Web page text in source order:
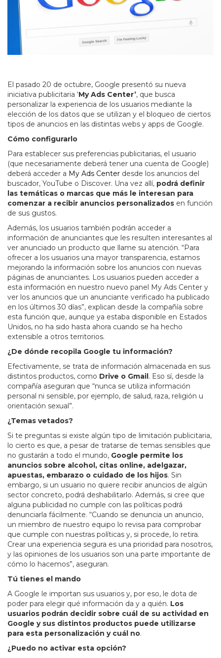
El pasado 20 de octubre, Google presentó su nueva
iniciativa publicitaria ‘My Ads Center’, que busca
personalizar la experiencia de los usuarios mediante la
elección de los datos que se utilizan y el bloqueo de ciertos
tipos de anuncios en las distintas webs y apps de Google.
Cómo configurarlo
Para establecer sus preferencias publicitarias, el usuario
(que necesariamente deberá tener una cuenta de Google)
deberá acceder a My Ads Center desde los anuncios del
buscador, YouTube o Discover. Una vez allí, podrá definir
las temáticas o marcas que más le interesan para
comenzar a recibir anuncios personalizados en función
de sus gustos.
Además, los usuarios también podrán acceder a
información de anunciantes que les resulten interesantes al
ver anunciado un producto que llame su atención. “Para
ofrecer a los usuarios una mayor transparencia, estamos
mejorando la información sobre los anuncios con nuevas
páginas de anunciantes. Los usuarios pueden acceder a
esta información en nuestro nuevo panel My Ads Center y
ver los anuncios que un anunciante verificado ha publicado
en los últimos 30 días”, explican desde la compañía sobre
esta función que, aunque ya estaba disponible en Estados
Unidos, no ha sido hasta ahora cuando se ha hecho
extensible a otros territorios.
¿De dónde recopila Google tu información?
Efectivamente, se trata de información almacenada en sus
distintos productos, como Drive o Gmail. Eso sí, desde la
compañía aseguran que “nunca se utiliza información
personal ni sensible, por ejemplo, de salud, raza, religión u
orientación sexual”.
¿Temas vetados?
Si te preguntas si existe algún tipo de limitación publicitaria,
lo cierto es que, a pesar de tratarse de temas sensibles que
no gustarán a todo el mundo, Google permite los
anuncios sobre alcohol, citas online, adelgazar,
apuestas, embarazo o cuidado de los hijos. Sin
embargo, si un usuario no quiere recibir anuncios de algún
sector concreto, podrá deshabilitarlo. Además, si cree que
alguna publicidad no cumple con las políticas podrá
denunciarla fácilmente. “Cuando se denuncia un anuncio,
un miembro de nuestro equipo lo revisa para comprobar
que cumple con nuestras políticas y, si procede, lo retira.
Crear una experiencia segura es una prioridad para nosotros,
y las opiniones de los usuarios son una parte importante de
cómo lo hacemos”, aseguran.
Tú tienes el mando
A Google le importan sus usuarios y, por eso, le dota de
poder para elegir qué información da y a quién. Los
usuarios podrán decidir sobre cuál de su actividad en
Google y sus distintos productos puede utilizarse
para esta personalización y cuál no.
¿Puedo no activar esta opción?